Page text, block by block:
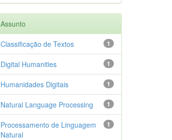
Assunto
1
Classificação de Textos
1
Digital Humanities
1
Humanidades Digitais
1
Natural Language Processing
1
Processamento de Linguagem
Natural